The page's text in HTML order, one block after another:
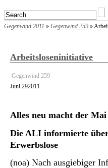
Gegenwind 2011 » Gegenwind 259 »
Arbeitsloseninitiative
Gegenwind 259
Juni 292011
Alles neu macht der Mai
Die ALI informierte
Erwerbslose
(noa) Nach ausgiebiger